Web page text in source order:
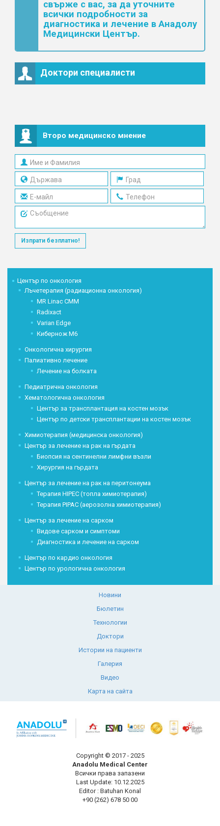
свърже с вас, за да уточните
всички подробности за
диагностика и лечение в Анадолу
Медицински Център.
Доктори специалисти
Второ медицинско мнение
Изпрати безплатно!
Център по онкология
Лъчетерапия (радиационна онкология)
MR Linac CMM
Radixact
Varian Edge
Кибернож М6
Онкологична хирургия
Палиативно лечение
Лечение на болката
Педиатрична онкология
Хематологична онкология
Център за трансплантация на костен мозък
Център по детски трансплантации на костен мозък
Химиотерапия (медицинска онкология)
Център за лечение на рак на гърдата
Биопсия на сентинелни лимфни възли
Хирургия на гърдата
Център за лечение на рак на перитонеума
Терапия HIPEC (топла химиотерапия)
Терапия PIPAC (аерозолна химиотерапия)
Център за лечение на сарком
Видове сарком и симптоми
Диагностика и лечение на сарком
Център по кардио онкология
Център по урологична онкология
Новини
Бюлетин
Технологии
Доктори
Истории на пациенти
Галерия
Видео
Карта на сайта
Copyright © 2017 - 2025
Anadolu Medical Center
Всички права запазени
Last Update: 10.12.2025
Editor : Batuhan Konal
+90 (262) 678 50 00